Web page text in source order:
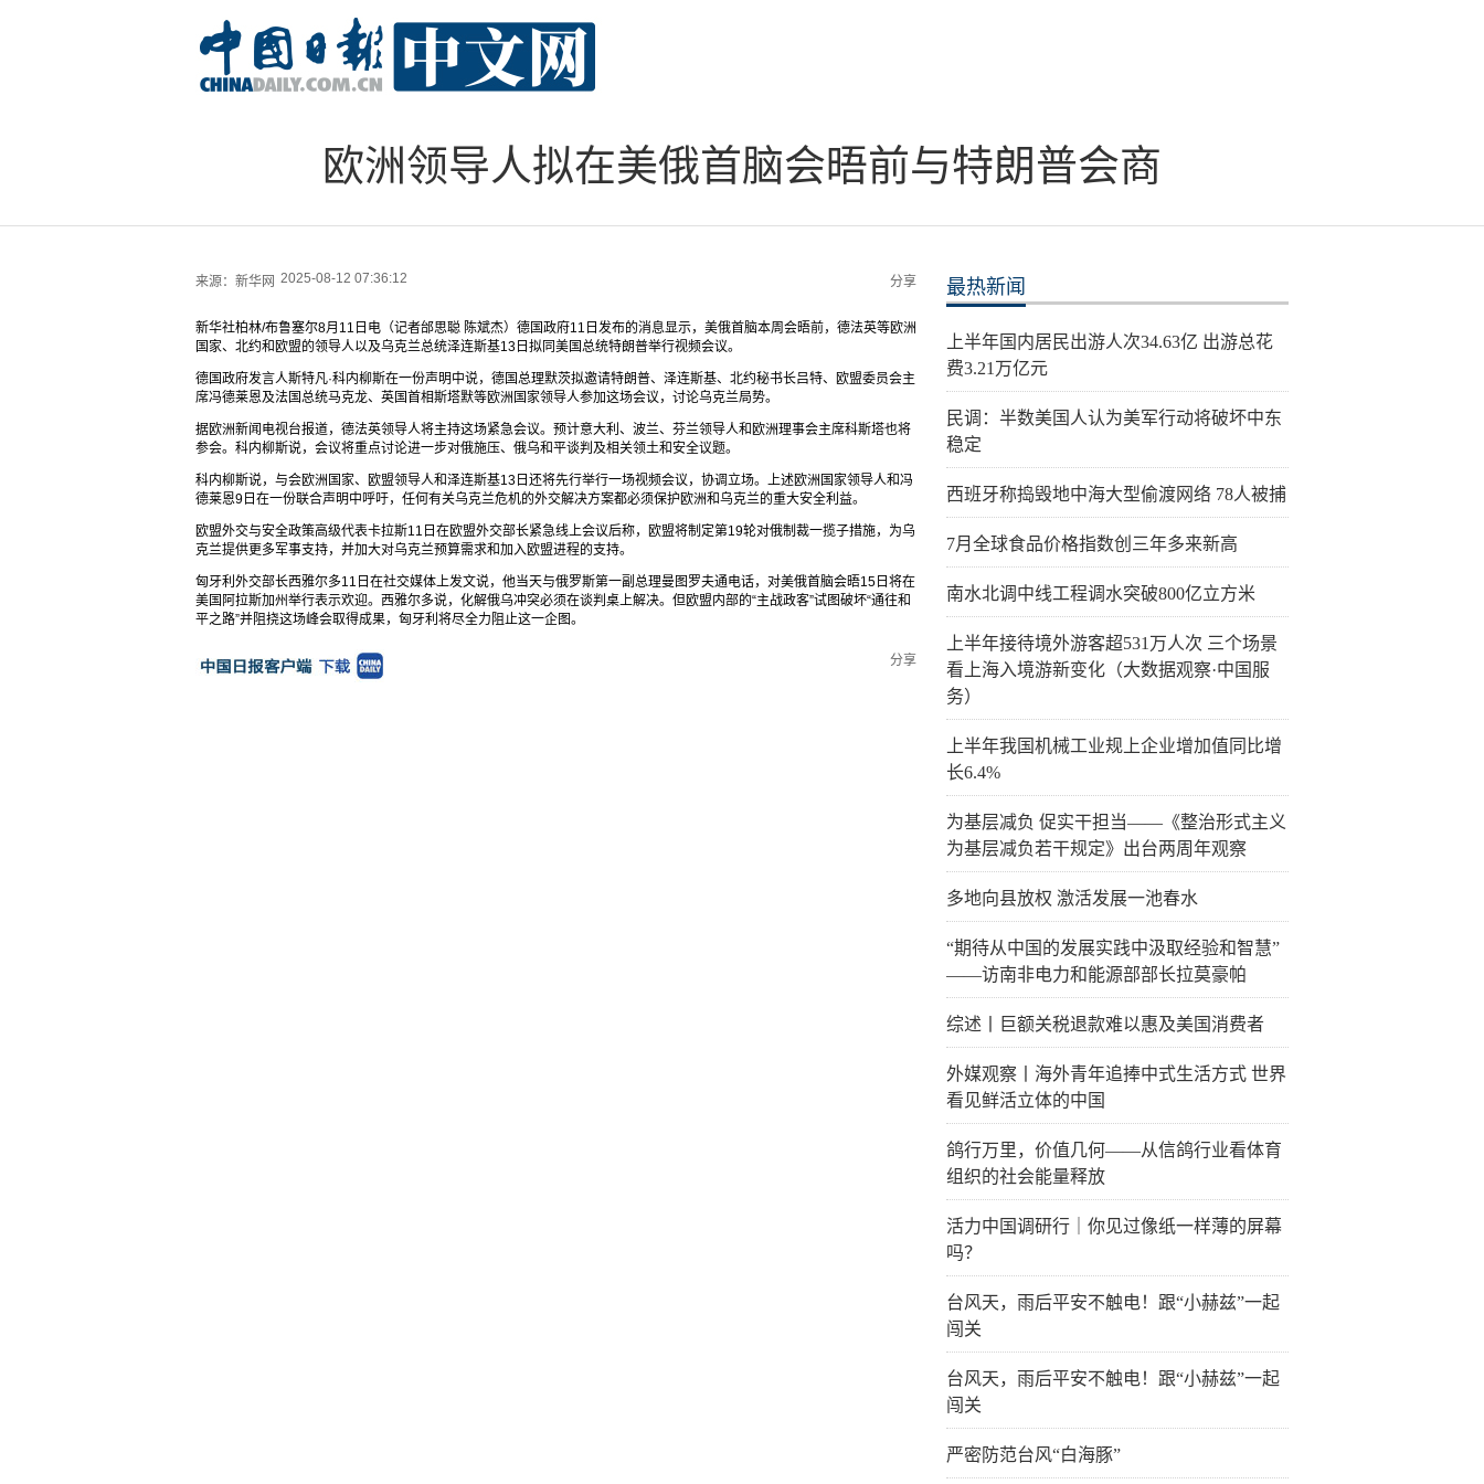
欧洲领导人拟在美俄首脑会晤前与特朗普会商
来源： 新华网 2025-08-12 07:36:12 分享
新华社柏林/布鲁塞尔8月11日电（记者邰思聪 陈斌杰）德国政府11日发布的消息显示，美俄首脑本周会晤前，德法英等欧洲
国家、北约和欧盟的领导人以及乌克兰总统泽连斯基13日拟同美国总统特朗普举行视频会议。
德国政府发言人斯特凡·科内柳斯在一份声明中说，德国总理默茨拟邀请特朗普、泽连斯基、北约秘书长吕特、欧盟委员会主
席冯德莱恩及法国总统马克龙、英国首相斯塔默等欧洲国家领导人参加这场会议，讨论乌克兰局势。
据欧洲新闻电视台报道，德法英领导人将主持这场紧急会议。预计意大利、波兰、芬兰领导人和欧洲理事会主席科斯塔也将
参会。科内柳斯说，会议将重点讨论进一步对俄施压、俄乌和平谈判及相关领土和安全议题。
科内柳斯说，与会欧洲国家、欧盟领导人和泽连斯基13日还将先行举行一场视频会议，协调立场。上述欧洲国家领导人和冯
德莱恩9日在一份联合声明中呼吁，任何有关乌克兰危机的外交解决方案都必须保护欧洲和乌克兰的重大安全利益。
欧盟外交与安全政策高级代表卡拉斯11日在欧盟外交部长紧急线上会议后称，欧盟将制定第19轮对俄制裁一揽子措施，为乌
克兰提供更多军事支持，并加大对乌克兰预算需求和加入欧盟进程的支持。
匈牙利外交部长西雅尔多11日在社交媒体上发文说，他当天与俄罗斯第一副总理曼图罗夫通电话，对美俄首脑会晤15日将在
美国阿拉斯加州举行表示欢迎。西雅尔多说，化解俄乌冲突必须在谈判桌上解决。但欧盟内部的“主战政客”试图破坏“通往和
平之路”并阻挠这场峰会取得成果，匈牙利将尽全力阻止这一企图。
分享
最热新闻
上半年国内居民出游人次34.63亿 出游总花
费3.21万亿元
民调：半数美国人认为美军行动将破坏中东
稳定
西班牙称捣毁地中海大型偷渡网络 78人被捕
7月全球食品价格指数创三年多来新高
南水北调中线工程调水突破800亿立方米
上半年接待境外游客超531万人次 三个场景
看上海入境游新变化（大数据观察·中国服
务）
上半年我国机械工业规上企业增加值同比增
长6.4%
为基层减负 促实干担当——《整治形式主义
为基层减负若干规定》出台两周年观察
多地向县放权 激活发展一池春水
“期待从中国的发展实践中汲取经验和智慧”
——访南非电力和能源部部长拉莫豪帕
综述丨巨额关税退款难以惠及美国消费者
外媒观察丨海外青年追捧中式生活方式 世界
看见鲜活立体的中国
鸽行万里，价值几何——从信鸽行业看体育
组织的社会能量释放
活力中国调研行｜你见过像纸一样薄的屏幕
吗？
台风天，雨后平安不触电！跟“小赫兹”一起
闯关
台风天，雨后平安不触电！跟“小赫兹”一起
闯关
严密防范台风“白海豚”